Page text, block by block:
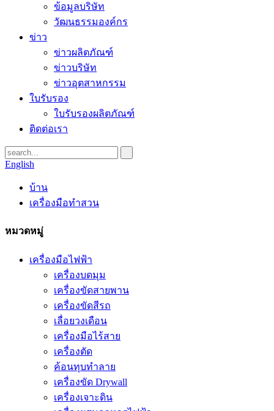
ข้อมูลบริษัท
วัฒนธรรมองค์กร
ข่าว
ข่าวผลิตภัณฑ์
ข่าวบริษัท
ข่าวอุตสาหกรรม
ใบรับรอง
ใบรับรองผลิตภัณฑ์
ติดต่อเรา
English
บ้าน
เครื่องมือทำสวน
หมวดหมู่
เครื่องมือไฟฟ้า
เครื่องบดมุม
เครื่องขัดสายพาน
เครื่องขัดสีรถ
เลื่อยวงเดือน
เครื่องมือไร้สาย
เครื่องตัด
ค้อนทุบทำลาย
เครื่องขัด Drywall
เครื่องเจาะดิน